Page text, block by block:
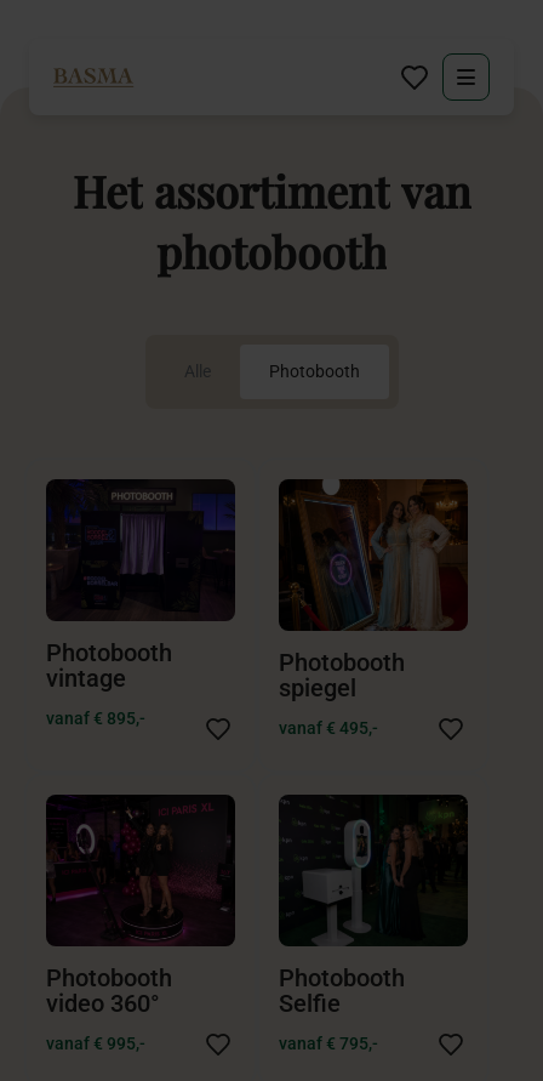
Zakelijk
Decoratie huren
Contact
Het assortimentvan
photobooth
Alle Photobooth
Photobooth
vintage
vanaf € 895,-
Photobooth
spiegel
vanaf € 495,-
Photobooth
video 360°
vanaf € 995,-
Photobooth
Selfie
vanaf € 795,-